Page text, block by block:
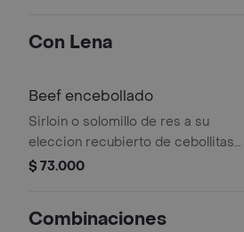
Con Lena
Beef encebollado
Sirloin o solomillo de res a su
eleccion recubierto de cebollitas
fritas doradas. your choice of sirloin
$ 73.000
Combinaciones